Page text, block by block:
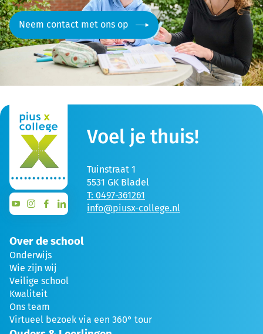
Neem contact met ons op
Voel je thuis!
Tuinstraat 1
5531 GK Bladel
T: 0497-361261
info@piusx-college.nl
Over de school
Onderwijs
Wie zijn wij
Veilige school
Kwaliteit
Ons team
Virtueel bezoek via een 360° tour